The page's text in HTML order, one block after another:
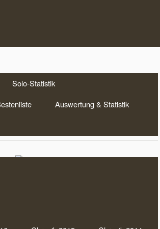
Solo-Statistik
Auswertung & Statistik